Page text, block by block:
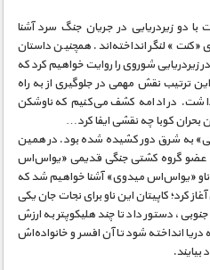
دو زیردریایی در جریان جنگ سرد آشنا
لنگر انداخته‌اند. همچنین داستان
زیردریایی شوروی را روایت خواهیم کرد که
ترتیب نقش مهمی در جلوگیری از به راه
در ادامه کشف می‌کنیم که ناوشکن
کوبا چه نقشی ایفا کرد…
به شرق دور کشیده شده بود. در همین
و عضو گروه کشتی جنگی قدیمی «یو‌اس‌اس
ناو «یو‌اس‌اس میدوی» آشنا خواهیم شد که
کرد؛ کاپیتان این ناو برای نجات جان یکی
دستور داد تا چند هلیکوپتر به ارزش
انداخته شود تا آن افسر و خانواده‌اش
بیایند.